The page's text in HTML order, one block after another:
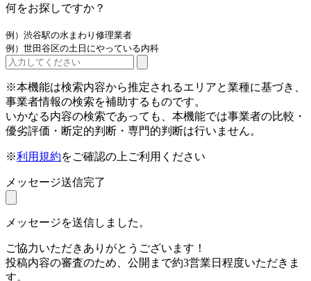
何をお探しですか？
例）渋谷駅の水まわり修理業者
例）世田谷区の土日にやっている内科
※本機能は検索内容から推定されるエリアと業種に基づき、
事業者情報の検索を補助するものです。
いかなる内容の検索であっても、本機能では事業者の比較・
優劣評価・断定的判断・専門的判断は行いません。
※利用規約をご確認の上ご利用ください
メッセージ送信完了
メッセージを送信しました。
ご協力いただきありがとうございます！
投稿内容の審査のため、公開まで約3営業日程度いただきま
す。